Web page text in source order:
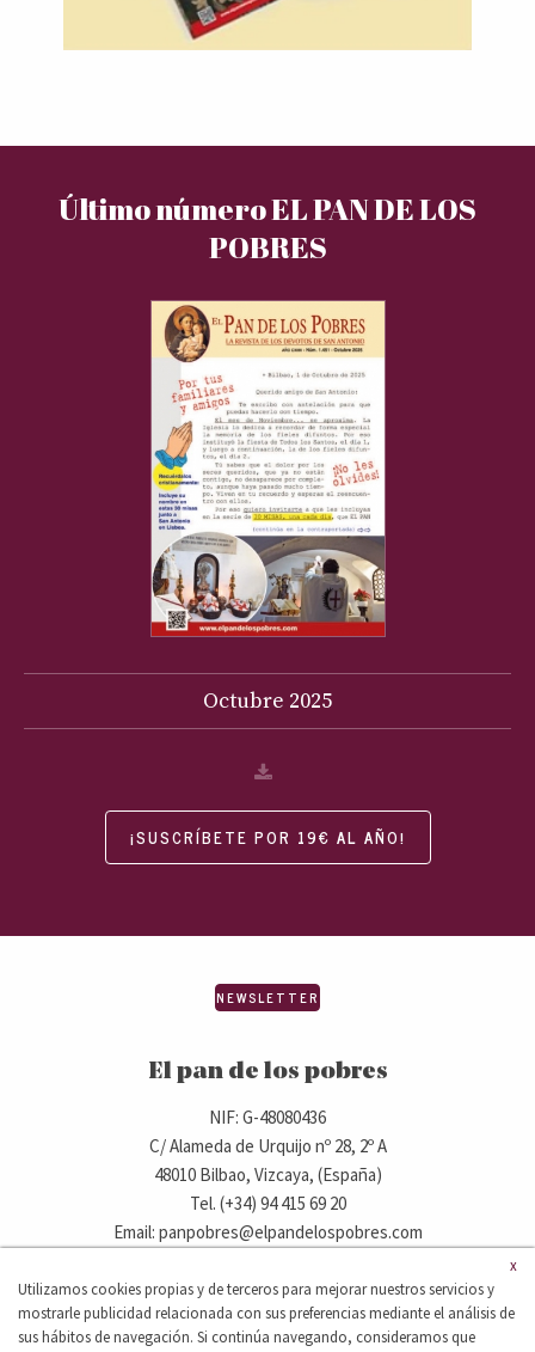
Último número EL PAN DE LOS
POBRES
Octubre 2025
¡SUSCRÍBETE POR 19€ AL AÑO!
El pan de los pobres
NIF: G-48080436
C/ Alameda de Urquijo nº 28, 2º A
48010 Bilbao, Vizcaya, (España)
Tel. (+34) 94 415 69 20
Email: panpobres@elpandelospobres.com
NEWSLETTER
© 2020 elpandelospobres.com.
Aviso legal
Cláusula de exención de responsabilidad
x
Utilizamos cookies propias y de terceros para mejorar nuestros servicios y
mostrarle publicidad relacionada con sus preferencias mediante el análisis de
sus hábitos de navegación. Si continúa navegando, consideramos que